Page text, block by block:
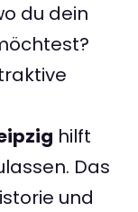
du dein
hilft
Das
und